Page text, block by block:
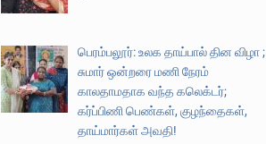
பெரம்பலூர்: உலக தாய்பால் தின விழா ;
சுமார் ஒன்றரை மணி நேரம்
காலதாமதாக வந்த கலெக்டர்;
கர்ப்பிணி பெண்கள், குழந்தைகள்,
தாய்மார்கள் அவதி!